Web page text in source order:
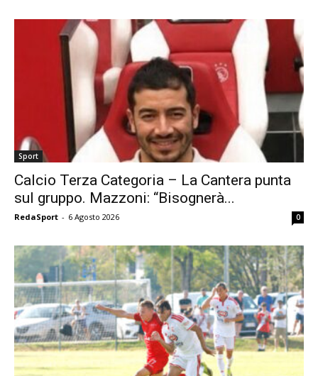
Sport
Calcio Terza Categoria – La Cantera punta
sul gruppo. Mazzoni: “Bisognerà...
RedaSport - 6 Agosto 2026 0